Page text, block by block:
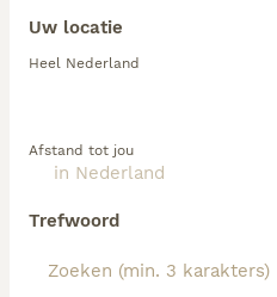
Uw locatie
Heel Nederland
Afstand tot jou
Trefwoord